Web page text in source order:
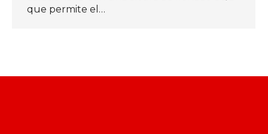
que permite el…